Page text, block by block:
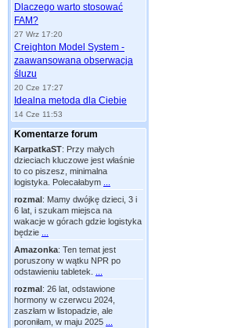
Dlaczego warto stosować
FAM?
27 Wrz 17:20
Creighton Model System -
zaawansowana obserwacja
śluzu
20 Cze 17:27
Idealna metoda dla Ciebie
14 Cze 11:53
Komentarze forum
KarpatkaST: Przy małych
dzieciach kluczowe jest właśnie
to co piszesz, minimalna
logistyka. Polecałabym
rozmal: Mamy dwójkę dzieci, 3 i
6 lat, i szukam miejsca na
wakacje w górach gdzie logistyka
będzie
Amazonka: Ten temat jest
poruszony w wątku NPR po
odstawieniu tabletek.
rozmal: 26 lat, odstawione
hormony w czerwcu 2024,
zaszłam w listopadzie, ale
poroniłam, w maju 2025